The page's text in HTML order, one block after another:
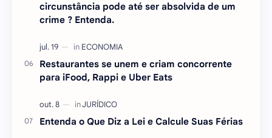
circunstância pode até ser absolvida de um
crime ? Entenda.
Restaurantes se unem e criam concorrente
para iFood, Rappi e Uber Eats
Entenda o Que Diz a Lei e Calcule Suas Férias